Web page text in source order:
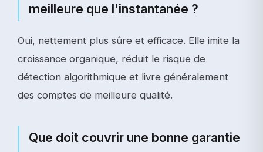
meilleure que l'instantanée ?
Oui, nettement plus sûre et efficace. Elle imite la
croissance organique, réduit le risque de
détection algorithmique et livre généralement
des comptes de meilleure qualité.
Que doit couvrir une bonne garantie